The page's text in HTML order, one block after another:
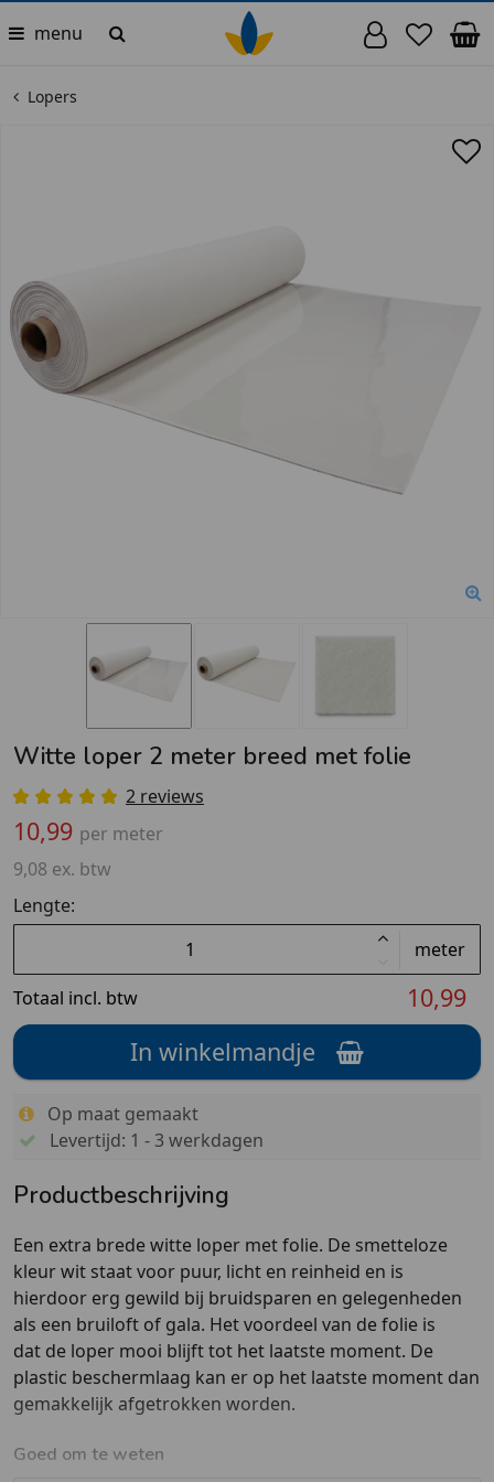
menu
Lopers
Witte loper 2 meter breed met folie
2 reviews
10,99 per meter
9,08 ex. btw
Lengte:
meter
Totaal incl. btw
10,99
In winkelmandje
Op maat gemaakt
Levertijd: 1 - 3 werkdagen
Productbeschrijving
Een extra brede witte loper met folie. De smetteloze
kleur wit staat voor puur, licht en reinheid en is
hierdoor erg gewild bij bruidsparen en gelegenheden
als een bruiloft of gala. Het voordeel van de folie is
dat de loper mooi blijft tot het laatste moment. De
plastic beschermlaag kan er op het laatste moment dan
gemakkelijk afgetrokken worden.
Goed om te weten